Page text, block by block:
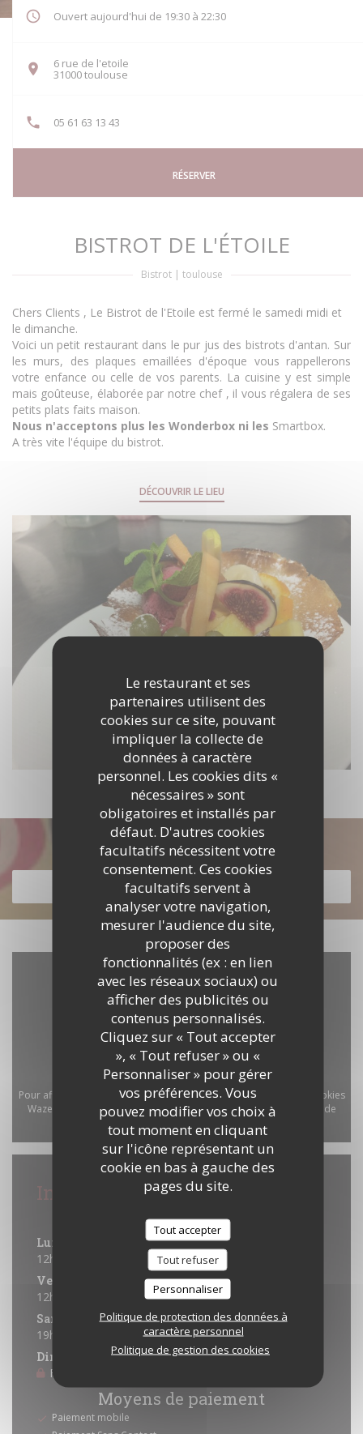
Le restaurant et ses
partenaires utilisent des
cookies sur ce site, pouvant
impliquer la collecte de
données à caractère
personnel. Les cookies dits «
nécessaires » sont
obligatoires et installés par
défaut. D'autres cookies
facultatifs nécessitent votre
consentement. Ces cookies
facultatifs servent à
analyser votre navigation,
mesurer l'audience du site,
proposer des
fonctionnalités (ex : en lien
avec les réseaux sociaux) ou
afficher des publicités ou
contenus personnalisés.
Cliquez sur « Tout accepter
», « Tout refuser » ou «
Personnaliser » pour gérer
vos préférences. Vous
pouvez modifier vos choix à
tout moment en cliquant
sur l'icône représentant un
cookie en bas à gauche des
pages du site.
Tout accepter
Tout refuser
Personnaliser
Politique de protection des données à
caractère personnel
Politique de gestion des cookies
Ouvert aujourd'hui de 19:30 à 22:30
6 rue de l'etoile
31000 toulouse
05 61 63 13 43
RÉSERVER
BISTROT DE L'ÉTOILE
Bistrot | toulouse
Chers Clients , Le Bistrot de l'Etoile est fermé le samedi midi et
le dimanche.
Voici un petit restaurant dans le pur jus des bistrots d'antan. Sur
les murs, des plaques emaillées d'époque vous rappellerons
votre enfance ou celle de vos parents. La cuisine y est simple
mais goûteuse, élaborée par notre chef , il vous régalera de ses
petits plats faits maison.
Nous n'acceptons plus les Wonderbox ni les Smartbox.
A très vite l'équipe du bistrot.
DÉCOUVRIR LE LIEU
Découvrir notre carte
DÉCOUVRIR NOTRE CARTE
Pour afficher la carte interactive Waze, vous devez accepter les cookies
Waze Map (Google). Ces cookies peuvent collecter des données de
navigation et de localisation. Autoriser
Infos pratiques
Horaires
Lun
12h00 - 13h45
19h30 - 22h00
Vendredi
12h00 - 13h45
19h30 - 22h30
Samedi
19h30 - 22h30
Dimanche
Fermé
Moyens de paiement
Paiement mobile